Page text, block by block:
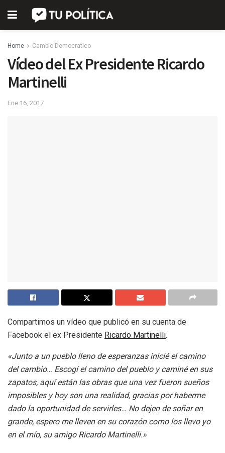
Home Cambio Democratico
Vídeo del Ex Presidente Ricardo
Martinelli
Ene 16, 2017
Compartimos un vídeo que publicó en su cuenta de
Facebook el ex Presidente Ricardo Martinelli.
«Junto a un pueblo lleno de esperanzas inicié el camino
del cambio… Escogí el camino del pueblo y caminé en sus
zapatos, aquí están las obras que una vez fueron sueños
imposibles y hoy son una realidad, gracias por haberme
dado la oportunidad de servirles… No dejen de soñar en
grande, espero me lleven en su corazón como los llevo yo
en el mío, su amigo Ricardo Martinelli.»